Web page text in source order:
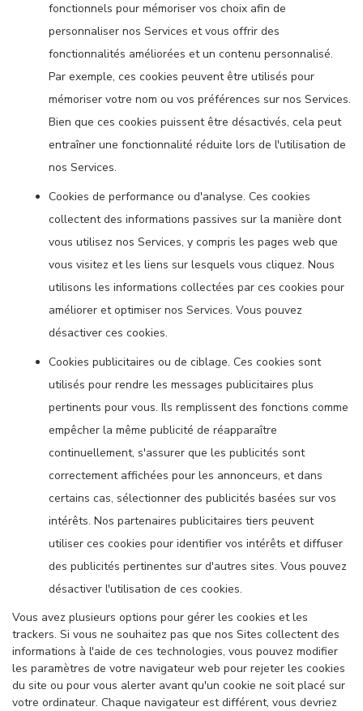
fonctionnels pour mémoriser vos choix afin de
personnaliser nos Services et vous offrir des
fonctionnalités améliorées et un contenu personnalisé.
Par exemple, ces cookies peuvent être utilisés pour
mémoriser votre nom ou vos préférences sur nos Services.
Bien que ces cookies puissent être désactivés, cela peut
entraîner une fonctionnalité réduite lors de l'utilisation de
nos Services.
Cookies de performance ou d'analyse. Ces cookies
collectent des informations passives sur la manière dont
vous utilisez nos Services, y compris les pages web que
vous visitez et les liens sur lesquels vous cliquez. Nous
utilisons les informations collectées par ces cookies pour
améliorer et optimiser nos Services. Vous pouvez
désactiver ces cookies.
Cookies publicitaires ou de ciblage. Ces cookies sont
utilisés pour rendre les messages publicitaires plus
pertinents pour vous. Ils remplissent des fonctions comme
empêcher la même publicité de réapparaître
continuellement, s'assurer que les publicités sont
correctement affichées pour les annonceurs, et dans
certains cas, sélectionner des publicités basées sur vos
intérêts. Nos partenaires publicitaires tiers peuvent
utiliser ces cookies pour identifier vos intérêts et diffuser
des publicités pertinentes sur d'autres sites. Vous pouvez
désactiver l'utilisation de ces cookies.
Vous avez plusieurs options pour gérer les cookies et les
trackers. Si vous ne souhaitez pas que nos Sites collectent des
informations à l'aide de ces technologies, vous pouvez modifier
les paramètres de votre navigateur web pour rejeter les cookies
du site ou pour vous alerter avant qu'un cookie ne soit placé sur
votre ordinateur. Chaque navigateur est différent, vous devriez